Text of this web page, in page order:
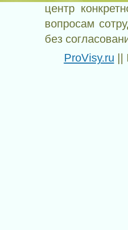
центр
вопросам
без
ProVisy.ru ||